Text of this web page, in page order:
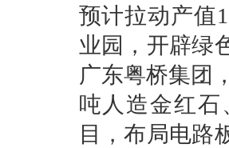
预计拉动产值
业园，开辟绿
广东粤桥集团
吨人造金红
目，布局电路